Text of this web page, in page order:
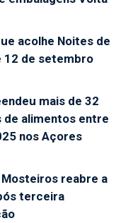
acolhe Noites de
12 de setembro
mais de 32
de alimentos entre
nos Açores
Mosteiros reabre a
terceira